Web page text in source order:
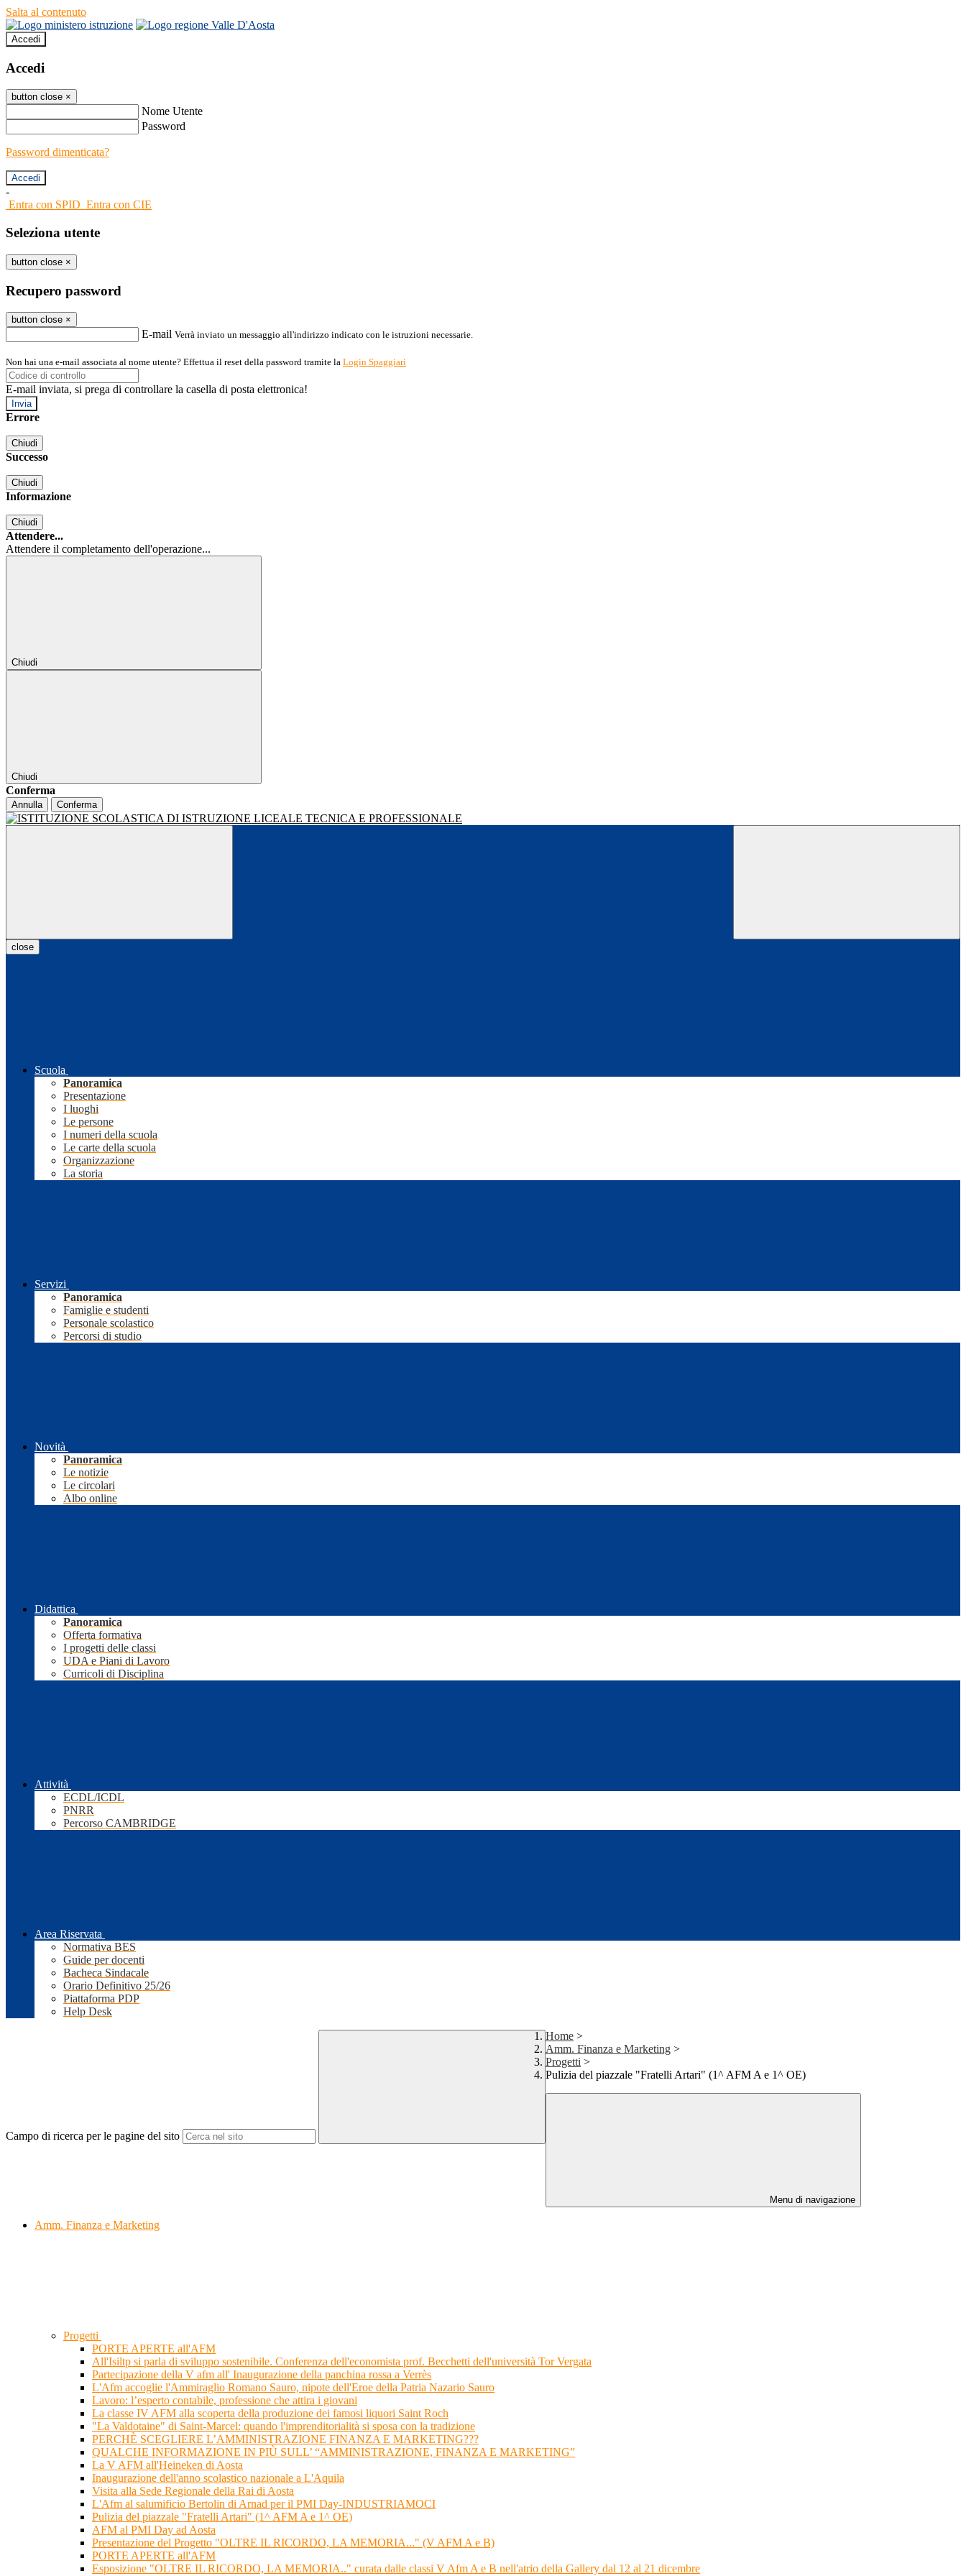
Salta al contenuto
Accedi
Accedi
button close ×
Nome Utente
Password
Password dimenticata?
-
Entra con SPID Entra con CIE
Seleziona utente
button close ×
Recupero password
button close ×
E-mail Verrà inviato un messaggio all'indirizzo indicato con le istruzioni necessarie.
Non hai una e-mail associata al nome utente? Effettua il reset della password tramite la Login Spaggiari
E-mail inviata, si prega di controllare la casella di posta elettronica!
Errore
Chiudi
Successo
Chiudi
Informazione
Chiudi
Attendere...
Attendere il completamento dell'operazione...
Chiudi
Chiudi
Conferma
Annulla Conferma
close
Scuola
Panoramica
Presentazione
I luoghi
Le persone
I numeri della scuola
Le carte della scuola
Organizzazione
La storia
Servizi
Panoramica
Famiglie e studenti
Personale scolastico
Percorsi di studio
Novità
Panoramica
Le notizie
Le circolari
Albo online
Didattica
Panoramica
Offerta formativa
I progetti delle classi
UDA e Piani di Lavoro
Curricoli di Disciplina
Attività
ECDL/ICDL
PNRR
Percorso CAMBRIDGE
Area Riservata
Normativa BES
Guide per docenti
Bacheca Sindacale
Orario Definitivo 25/26
Piattaforma PDP
Help Desk
Campo di ricerca per le pagine del sito
Home >
Amm. Finanza e Marketing >
Progetti >
Pulizia del piazzale "Fratelli Artari" (1^ AFM A e 1^ OE)
Menu di navigazione
Amm. Finanza e Marketing
Progetti
PORTE APERTE all'AFM
All'Isiltp si parla di sviluppo sostenibile. Conferenza dell'economista prof. Becchetti dell'università Tor Vergata
Partecipazione della V afm all' Inaugurazione della panchina rossa a Verrès
L'Afm accoglie l'Ammiraglio Romano Sauro, nipote dell'Eroe della Patria Nazario Sauro
Lavoro: l’esperto contabile, professione che attira i giovani
La classe IV AFM alla scoperta della produzione dei famosi liquori Saint Roch
"La Valdotaine" di Saint-Marcel: quando l'imprenditorialità si sposa con la tradizione
PERCHÈ SCEGLIERE L’AMMINISTRAZIONE FINANZA E MARKETING???
QUALCHE INFORMAZIONE IN PIÙ SULL’ “AMMINISTRAZIONE, FINANZA E MARKETING”
La V AFM all'Heineken di Aosta
Inaugurazione dell'anno scolastico nazionale a L'Aquila
Visita alla Sede Regionale della Rai di Aosta
L'Afm al salumificio Bertolin di Arnad per il PMI Day-INDUSTRIAMOCI
Pulizia del piazzale "Fratelli Artari" (1^ AFM A e 1^ OE)
AFM al PMI Day ad Aosta
Presentazione del Progetto "OLTRE IL RICORDO, LA MEMORIA..." (V AFM A e B)
PORTE APERTE all'AFM
Esposizione "OLTRE IL RICORDO, LA MEMORIA.." curata dalle classi V Afm A e B nell'atrio della Gallery dal 12 al 21 dicembre